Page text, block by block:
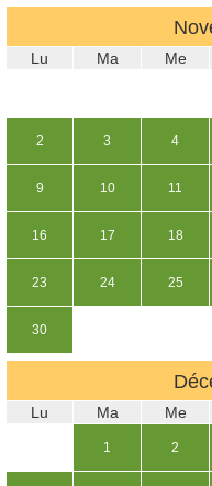
Lu Ma Me
2 3 4
9 10 11
16 17 18
23 24 25
30
Lu Ma Me
1 2